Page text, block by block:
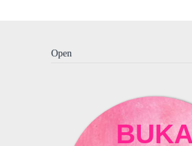
Open
BUKA